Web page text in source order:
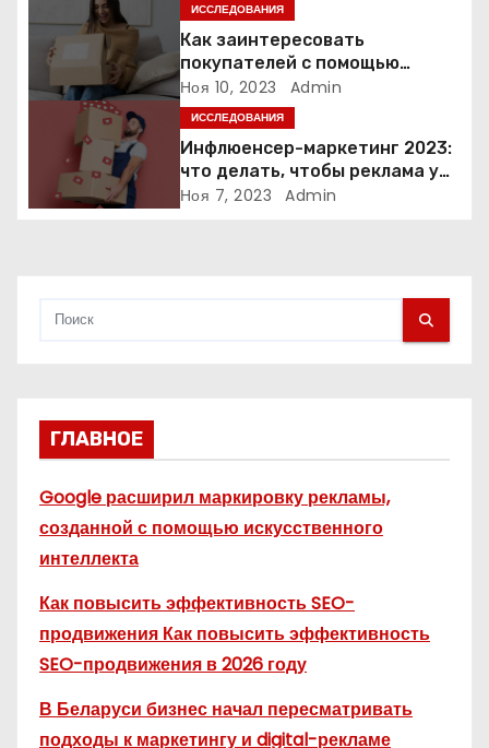
з
а
п
с
ИССЛЕДОВАНИЯ
Как заинтересовать
покупателей с помощью
неопределенности: 3 способа
Ноя 10, 2023 Admin
ИССЛЕДОВАНИЯ
Инфлюенсер-маркетинг 2023:
что делать, чтобы реклама у
блогеров работала?
Ноя 7, 2023 Admin
ГЛАВНОЕ
Google расширил маркировку рекламы,
созданной с помощью искусственного
интеллекта
Как повысить эффективность SEO-
продвижения Как повысить эффективность
SEO-продвижения в 2026 году
В Беларуси бизнес начал пересматривать
подходы к маркетингу и digital-рекламе